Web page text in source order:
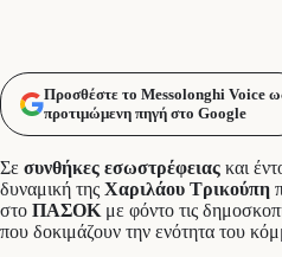
Προσθέστε το Messolonghi Voice
προτιμώμενη πηγή στο Google
Σε συνθήκες εσωστρέφειας και
δυναμική της Χαριλάου Τρικούπη
στο ΠΑΣΟΚ με φόντο τις
που δοκιμάζουν την ενότητα του